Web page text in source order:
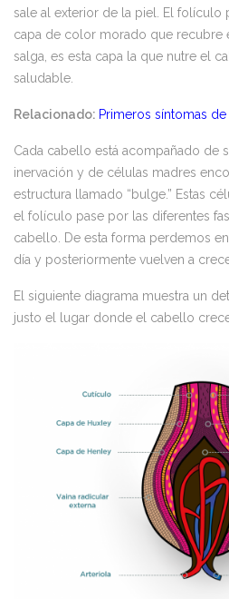
sale al exterior de la piel. El folículo
capa de color morado que recubre
salga, es esta capa la que nutre el
saludable.
Relacionado: Primeros síntomas
Cada cabello está acompañado de
inervación y de células madres
estructura llamado “bulge.” Estas
el folículo pase por las diferentes
cabello. De esta forma perdemos
día y posteriormente vuelven a
El siguiente diagrama muestra un
justo el lugar donde el cabello